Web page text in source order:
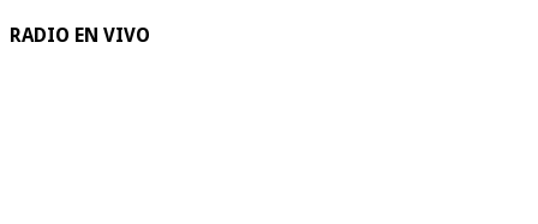
RADIO EN VIVO